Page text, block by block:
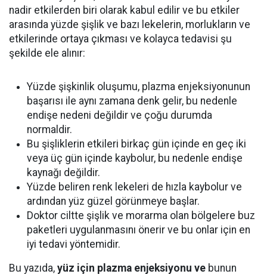
nadir etkilerden biri olarak kabul edilir ve bu etkiler
arasında yüzde şişlik ve bazı lekelerin, morlukların ve
etkilerinde ortaya çıkması ve kolayca tedavisi şu
şekilde ele alınır:
Yüzde şişkinlik oluşumu, plazma enjeksiyonunun
başarısı ile aynı zamana denk gelir, bu nedenle
endişe nedeni değildir ve çoğu durumda
normaldir.
Bu şişliklerin etkileri birkaç gün içinde en geç iki
veya üç gün içinde kaybolur, bu nedenle endişe
kaynağı değildir.
Yüzde beliren renk lekeleri de hızla kaybolur ve
ardından yüz güzel görünmeye başlar.
Doktor ciltte şişlik ve morarma olan bölgelere buz
paketleri uygulanmasını önerir ve bu onlar için en
iyi tedavi yöntemidir.
Bu yazıda, yüz için plazma enjeksiyonu ve bunun